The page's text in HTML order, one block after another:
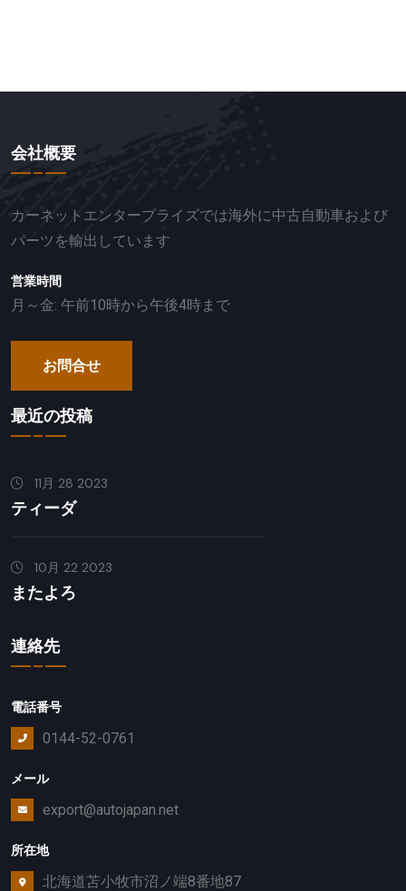
会社概要
カーネットエンタープライズでは海外に中古自動車および
パーツを輸出しています
営業時間
月～金: 午前10時から午後4時まで
お問合せ
最近の投稿
11月 28 2023
ティーダ
10月 22 2023
またよろ
連絡先
電話番号
0144-52-0761
メール
export@autojapan.net
所在地
北海道苫小牧市沼ノ端8番地87